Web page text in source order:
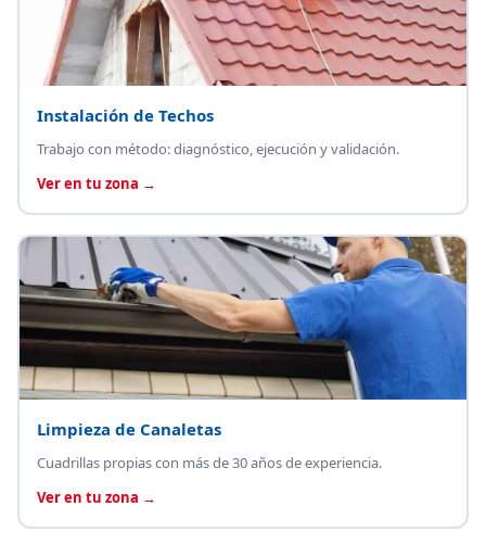
Instalación de Techos
Trabajo con método: diagnóstico, ejecución y validación.
Ver en tu zona →
Limpieza de Canaletas
Cuadrillas propias con más de 30 años de experiencia.
Ver en tu zona →